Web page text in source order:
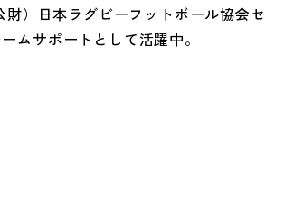
）日本ラグビーフットボール協会セ
ムサポートとして活躍中。